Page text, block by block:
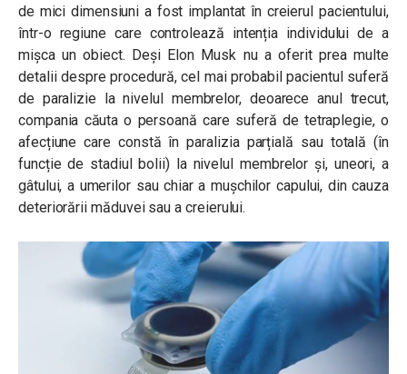
de mici dimensiuni a fost implantat în creierul pacientului,
într-o regiune care controlează intenția individului de a
mișca un obiect. Deși Elon Musk nu a oferit prea multe
detalii despre procedură, cel mai probabil pacientul suferă
de paralizie la nivelul membrelor, deoarece anul trecut,
compania căuta o persoană care suferă de tetraplegie, o
afecțiune care constă în paralizia parțială sau totală (în
funcție de stadiul bolii) la nivelul membrelor și, uneori, a
gâtului, a umerilor sau chiar a mușchilor capului, din cauza
deteriorării măduvei sau a creierului.